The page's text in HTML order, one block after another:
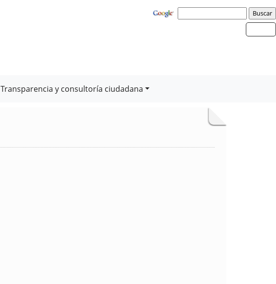
Transparencia y consultoría ciudadana